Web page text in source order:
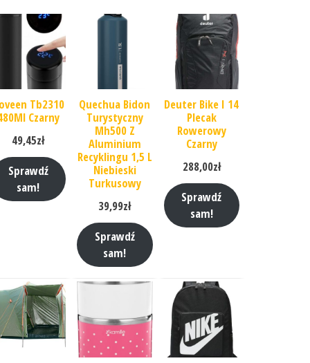
Tb2310
Czarny
49,45zł
Sprawdź
sam!
Quechua Bidon
Turystyczny
Mh500 Z
Aluminium
Recyklingu 1,5 L
Niebieski
Turkusowy
39,99zł
Sprawdź
sam!
Deuter Bike I 14
Plecak
Rowerowy
Czarny
288,00zł
Sprawdź
sam!